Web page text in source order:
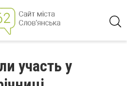
участь у